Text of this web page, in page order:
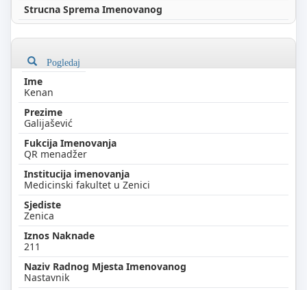
Pogledaj
Kenan
Galijašević
QR menadžer
Medicinski fakultet u Zenici
Zenica
211
Nastavnik